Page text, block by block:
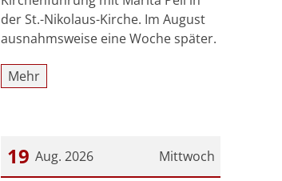
der St.-Nikolaus-Kirche. Im August
ausnahmsweise eine Woche später.
Mehr
Mittwoch
19 Aug. 2026